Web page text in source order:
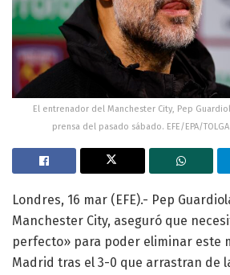
El entrenador del Manchester City, Pep
prensa del pasado sábado. EFE/EPA/TOLGA
Londres, 16 mar (EFE).- Pep
Manchester City, aseguró que
perfecto» para poder eliminar este
Madrid tras el 3-0 que arrastran de